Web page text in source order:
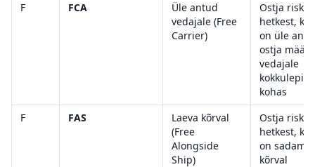
F
FCA
Üle antud
vedajale (Free
Carrier)
Ostja risk
hetkest,
on üle
ostja
vedajale
kohas
F
FAS
Laeva kõrval
(Free
Alongside
Ship)
Ostja risk
hetkest,
on
kõrval